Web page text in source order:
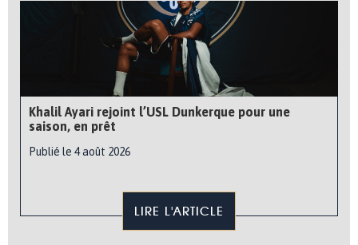
Khalil Ayari rejoint l’USL Dunkerque pour une
saison, en prêt
Publié le 4 août 2026
LIRE L'ARTICLE